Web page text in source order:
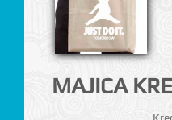
MAJICA